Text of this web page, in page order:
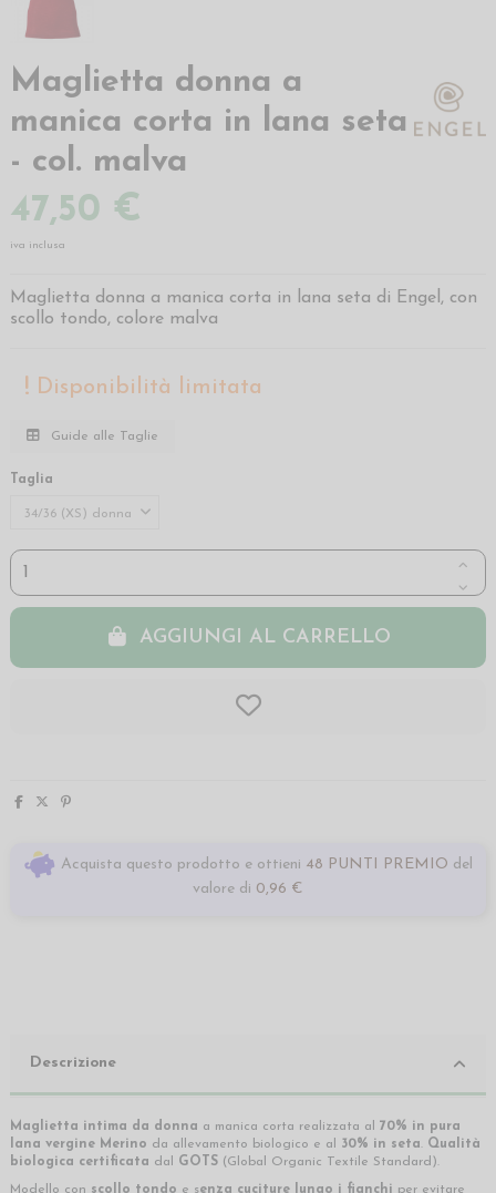
Maglietta donna a
manica corta in lana seta
- col. malva
47,50 €
iva inclusa
Maglietta donna a manica corta in lana seta di Engel, con
scollo tondo, colore malva
Disponibilità limitata
Guide alle Taglie
Taglia
AGGIUNGI AL CARRELLO
Acquista questo prodotto e ottieni 48 PUNTI PREMIO del
valore di 0,96 €
Descrizione
Maglietta intima da donna a manica corta realizzata al 70% in pura
lana vergine Merino da allevamento biologico e al 30% in seta. Qualità
biologica certificata dal GOTS (Global Organic Textile Standard).
Modello con scollo tondo e senza cuciture lungo i fianchi per evitare